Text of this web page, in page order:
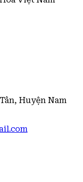
Huyện Nam